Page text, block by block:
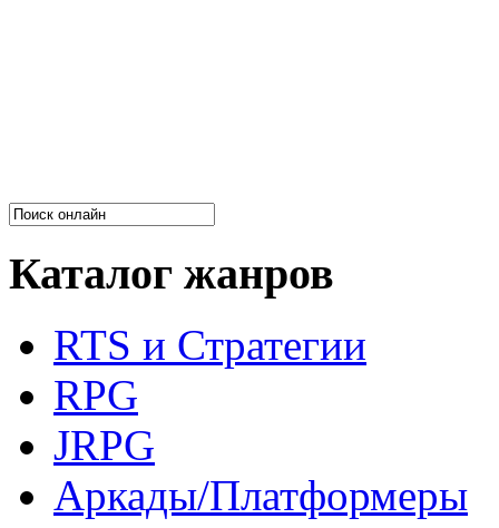
Каталог жанров
RTS и Стратегии
RPG
JRPG
Аркады/Платформеры